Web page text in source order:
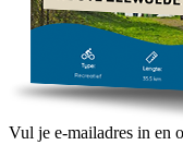
Vul je e-mailadres in en